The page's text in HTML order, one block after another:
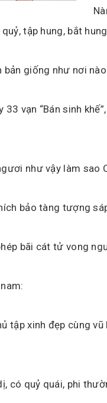
quỷ, tập hung, bắt
bản giống như nơi
33 vạn “Bán sinh
như vậy làm sao
bảo tàng tượng
bãi cát tử vong
tập xinh đẹp cùng
có quỷ quái, phi